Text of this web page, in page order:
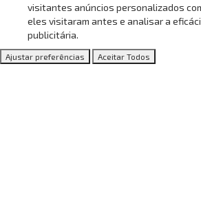
visitantes anúncios personalizados
eles visitaram antes e analisar a
publicitária.
Ajustar preferências Aceitar Todos